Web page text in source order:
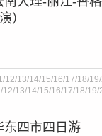
）
12/13/14/15/16/17/18/
12/13/14/15/16/17/18/
东四市四日游